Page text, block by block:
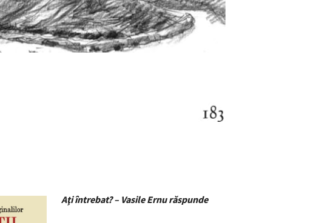
Aţi întrebat? – Vasile Ernu răspunde